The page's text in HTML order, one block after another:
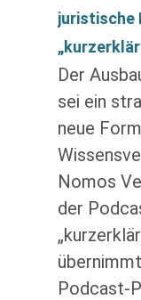
Der
sei ein
neue
Nomos
der
Podcast-